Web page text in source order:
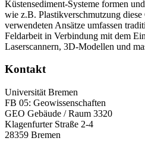
Küstensediment-Systeme formen
wie z.B. Plastikverschmutzung
verwendeten Ansätze umfassen
Feldarbeit in Verbindung mit dem
Laserscannern, 3D-Modellen und
Kontakt
Universität Bremen
FB 05: Geowissenschaften
GEO Gebäude / Raum 3320
Klagenfurter Straße 2-4
28359 Bremen